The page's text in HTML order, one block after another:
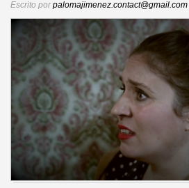
Escrito porpalomajimenez.contact@gmail.com